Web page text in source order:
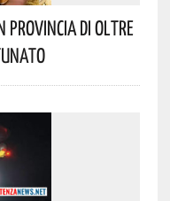
Provincia Di Oltre